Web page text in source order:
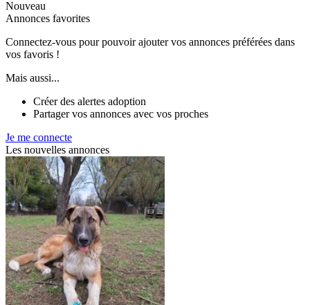
Nouveau
Annonces favorites
Connectez-vous pour pouvoir ajouter vos annonces préférées dans
vos favoris !
Mais aussi...
Créer des alertes adoption
Partager vos annonces avec vos proches
Je me connecte
Les nouvelles annonces